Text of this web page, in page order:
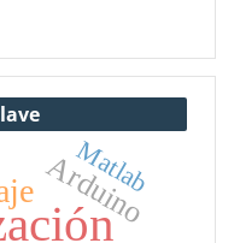
Arduino
Matlab